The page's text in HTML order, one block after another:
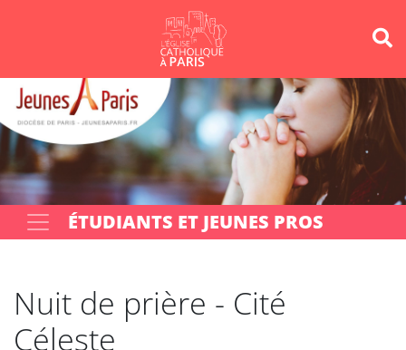
Votre recherche OK
ÉTUDIANTS ET JEUNES PROS
Nuit de prière - Cité
Céleste
Panneau de gestion des cookies